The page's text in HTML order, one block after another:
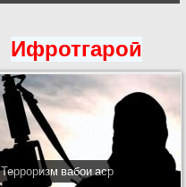
Ифротгароӣ
Терроризм вабои аср